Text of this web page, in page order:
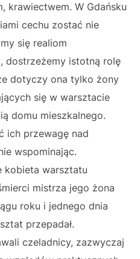
krawiectwem. W Gdańsku
cechu zostać nie
się realiom
dostrzeżemy istotną rolę
dotyczy ona tylko żony
się w warsztacie
domu mieszkalnego.
ich przewagę nad
wspominając.
kobieta warsztatu
mistrza jego żona
roku i jednego dnia
przepadał.
czeladnicy, zazwyczaj